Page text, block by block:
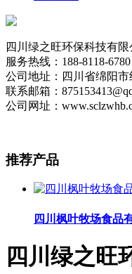
四川绿之旺环保科技有限
服务热线：188-8118-6780
公司地址：四川省绵阳
联系邮箱：
公司网址：
推荐产品
四川枫叶牧场食品
四川绿之旺